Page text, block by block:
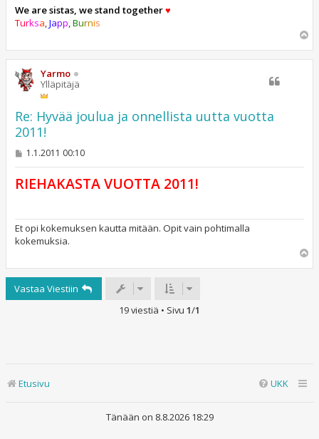
We are sistas, we stand together♥
Turksa,Japp,Burnis
ö
Yarmo
Ylläpitäjä
Re: Hyvää joulua ja onnellista uutta vuotta
2011!
V
s
t
1.1.2011 00:10
RIEHAKASTA VUOTTA 2011!
Et opi kokemuksen kautta mitään. Opit vain pohtimalla
kokemuksia.
Vastaa Viestiin
19 viestiä • Sivu 1/1
Etusivu UKK
Tänään on 8.8.2026 18:29